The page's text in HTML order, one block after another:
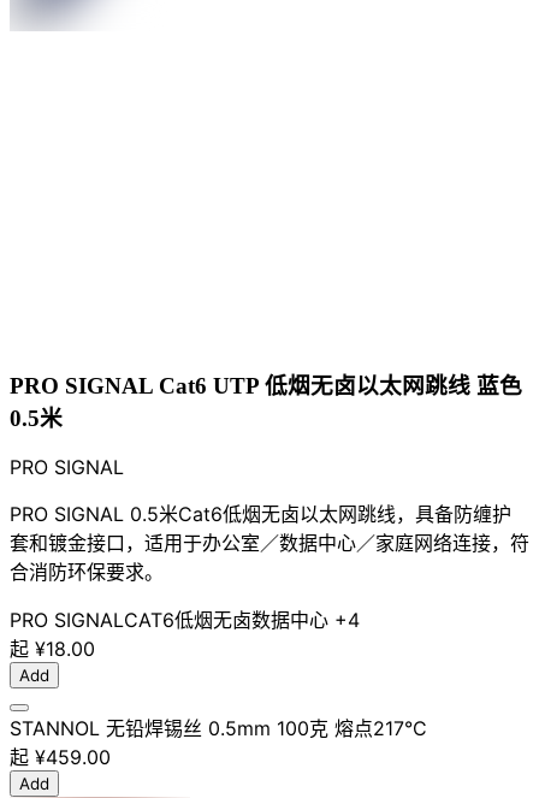
PRO SIGNAL Cat6 UTP 低烟无卤以太网跳线 蓝色
0.5米
PRO SIGNAL
PRO SIGNAL 0.5米Cat6低烟无卤以太网跳线，具备防缠护
套和镀金接口，适用于办公室／数据中心／家庭网络连接，符
合消防环保要求。
PRO SIGNALCAT6低烟无卤数据中心 +4
起 ¥18.00
Add
STANNOL 无铅焊锡丝 0.5mm 100克 熔点217°C
起 ¥459.00
Add